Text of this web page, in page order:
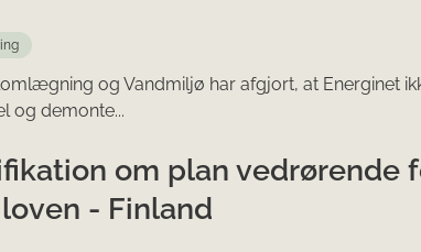
og Vandmiljø har afgjort, at Energinet
og demonte...
om plan
- Finland